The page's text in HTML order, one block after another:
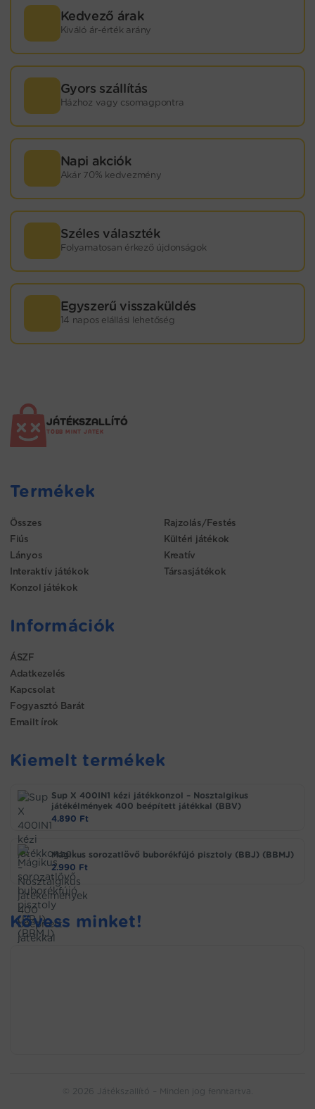
Kedvező árak
Kiváló ár-érték arány
Gyors szállítás
Házhoz vagy csomagpontra
Napi akciók
Akár 70% kedvezmény
Széles választék
Folyamatosan érkező újdonságok
Egyszerű visszaküldés
14 napos elállási lehetőség
JÁTÉKSZALLÍTÓ
TÖBB MINT JÁTÉK
Termékek
Összes
Fiús
Lányos
Interaktív játékok
Konzol játékok
Rajzolás/Festés
Kültéri játékok
Kreatív
Társasjátékok
Információk
ÁSZF
Adatkezelés
Kapcsolat
Fogyasztó Barát
Emailt írok
Kiemelt termékek
Sup X 400IN1 kézi játékkonzol – Nosztalgikus
játékélmények 400 beépített játékkal (BBV)
4.890 Ft
Mágikus sorozatlövő buborékfújó pisztoly (BBJ) (BBMJ)
2.990 Ft
Kövess minket!
© 2026 Játékszallító – Minden jog fenntartva.